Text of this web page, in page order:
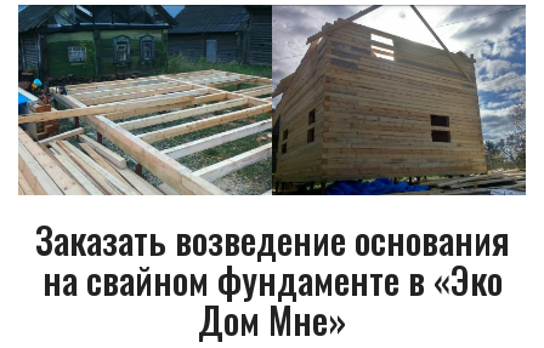
Заказать возведение основания
на свайном фундаменте в «Эко
Дом Мне»